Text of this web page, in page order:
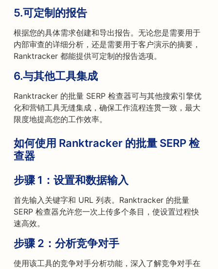
5.可定制的报告
根据您的具体需求创建和导出报告。无论您是需要用于
内部审查的详细分析，还是需要用于客户演示的摘要，
Ranktracker 都能提供可定制的报告选项。
6.与其他工具集成
Ranktracker 的批量 SERP 检查器可与其他搜索引擎优
化和营销工具无缝集成，确保工作流程连贯一致，最大
限度地提高您的工作效率。
如何使用 Ranktracker 的批量 SERP 检
查器
步骤 1： 设置和数据输入
首先输入关键字和 URL 列表。Ranktracker 的批量
SERP 检查器允许您一次上传多个条目，使设置过程快
速高效。
步骤 2： 分析竞争对手
使用该工具的竞争对手分析功能，深入了解竞争对手在